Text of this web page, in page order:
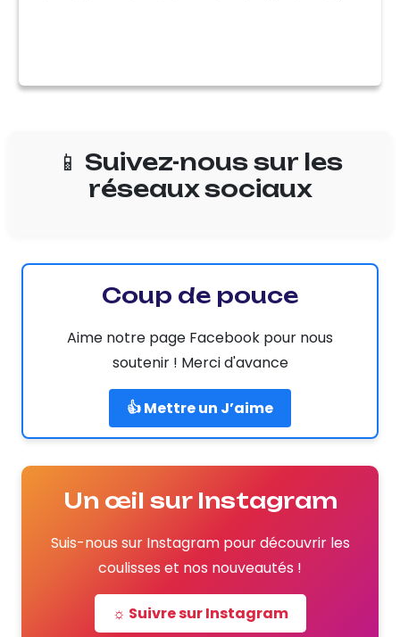
📱 Suivez-nous sur les
réseaux sociaux
Coup de pouce
Aime notre page Facebook pour nous
soutenir ! Merci d'avance
👍 Mettre un J’aime
Un œil sur Instagram
Suis-nous sur Instagram pour découvrir les
coulisses et nos nouveautés !
☼ Suivre sur Instagram